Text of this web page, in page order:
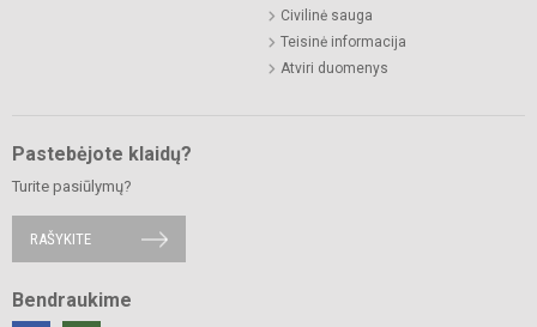
Civilinė sauga
Teisinė informacija
Atviri duomenys
Pastebėjote klaidų?
Turite pasiūlymų?
RAŠYKITE
Bendraukime